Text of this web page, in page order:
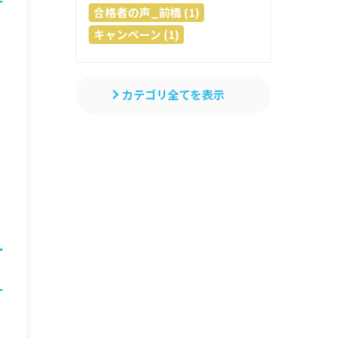
合格者の声_前橋 (1)
キャンペーン (1)
カテゴリ全てを表示